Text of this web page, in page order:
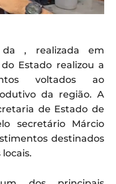
da , realizada em
Estado realizou a
voltados ao
da região. A
de Estado de
secretário Márcio
destinados